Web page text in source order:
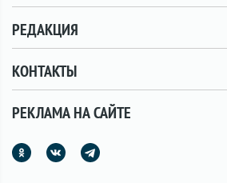
РЕДАКЦИЯ
КОНТАКТЫ
РЕКЛАМА НА САЙТЕ